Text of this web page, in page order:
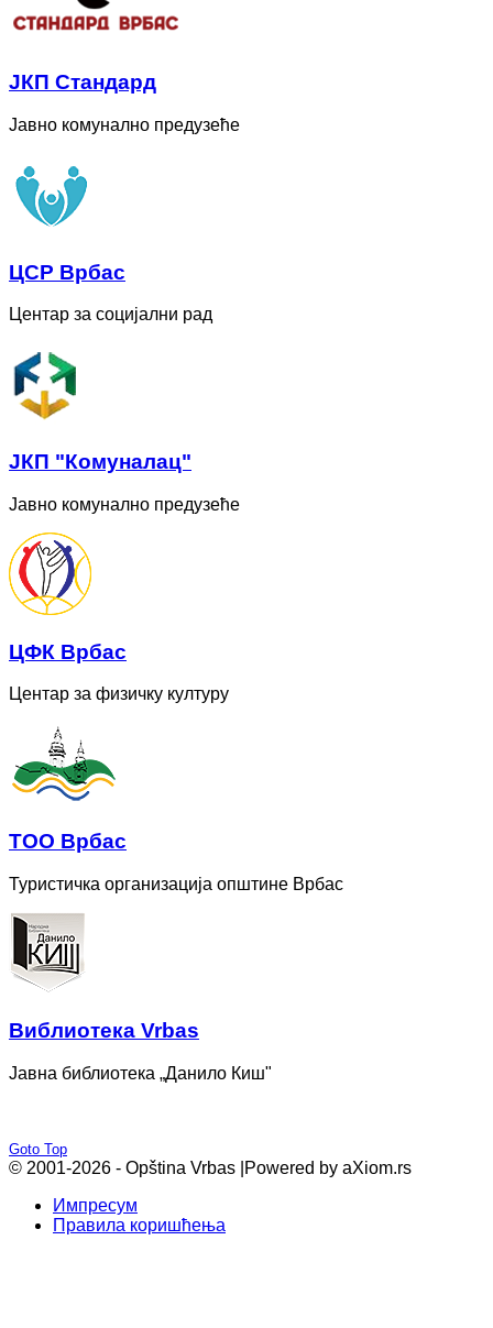
ЈКП Стандард
Јавно комунално предузеће
ЦСР Врбас
Центар за социјални рад
ЈКП "Комуналац"
Јавно комунално предузеће
ЦФК Врбас
Центар за физичку културу
ТОО Врбас
Туристичка организација општине Врбас
Bиблиотека Vrbas
Јавна библиотека „Данило Киш"
Goto Top
© 2001-2026 - Opština Vrbas | Powered by aXiom.rs
Импресум
Правила коришћења